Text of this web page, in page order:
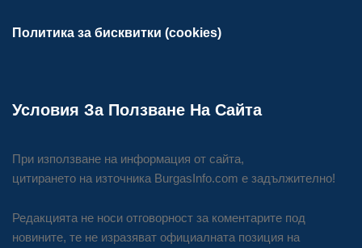
Политика за бисквитки (cookies)
Условия За Ползване На Сайта
При използване на информация от сайта,
цитирането на източника BurgasInfo.com е задължително!
Редакцията не носи отговорност за коментарите под
новините, те не изразяват официалната позиция на